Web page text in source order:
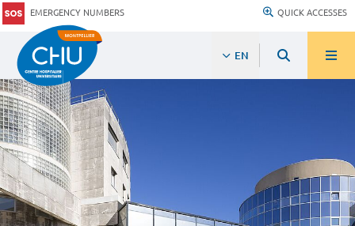
EMERGENCY NUMBERS QUICK ACCESSES
EN